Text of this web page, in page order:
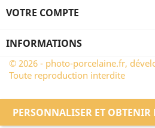
VOTRE COMPTE
INFORMATIONS
© 2026 - photo-porcelaine.fr,
Toute reproduction interdite
PERSONNALISER ET